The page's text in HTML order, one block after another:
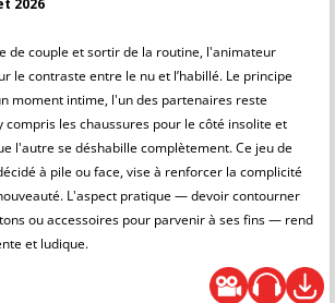
2026
de couple et sortir de la routine, l'animateur
le contraste entre le nu et l’habillé. Le principe
moment intime, l'un des partenaires reste
compris les chaussures pour le côté insolite et
l'autre se déshabille complètement. Ce jeu de
à pile ou face, vise à renforcer la complicité
L'aspect pratique — devoir contourner
ou accessoires pour parvenir à ses fins — rend
et ludique.